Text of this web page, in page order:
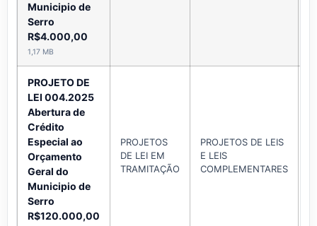
Municipio de
Serro
R$4.000,00
1,17 MB
PROJETO DE
LEI 004.2025
Abertura de
Crédito
Especial ao
Orçamento
Geral do
Municipio de
Serro
R$120.000,00
PROJETOS
DE LEI EM
TRAMITAÇÃO
PROJETOS DE LEIS
E LEIS
COMPLEMENTARES